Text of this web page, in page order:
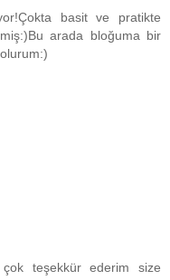
basit ve pratikte
arada bloğuma bir
teşekkür ederim size